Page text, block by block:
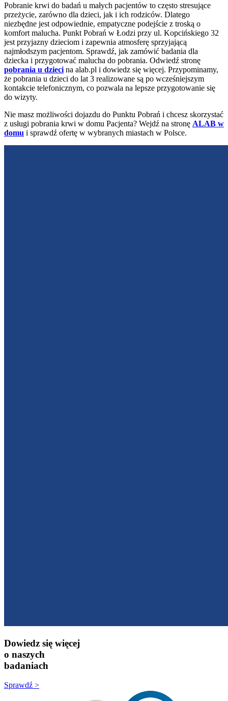
Pobranie krwi do badań u małych pacjentów to często stresujące
przeżycie, zarówno dla dzieci, jak i ich rodziców. Dlatego
niezbędne jest odpowiednie, empatyczne podejście z troską o
komfort malucha. Punkt Pobrań w Łodzi przy ul. Kopcińskiego 32
jest przyjazny dzieciom i zapewnia atmosferę sprzyjającą
najmłodszym pacjentom. Sprawdź, jak zamówić badania dla
dziecka i przygotować malucha do pobrania. Odwiedź stronę
pobrania u dzieci na alab.pl i dowiedz się więcej. Przypominamy,
że pobrania u dzieci do lat 3 realizowane są po wcześniejszym
kontakcie telefonicznym, co pozwala na lepsze przygotowanie się
do wizyty.
Nie masz możliwości dojazdu do Punktu Pobrań i chcesz skorzystać
z usługi pobrania krwi w domu Pacjenta? Wejdź na stronę ALAB w
domu i sprawdź ofertę w wybranych miastach w Polsce.
Dowiedz się więcej
o naszych
badaniach
Sprawdź >